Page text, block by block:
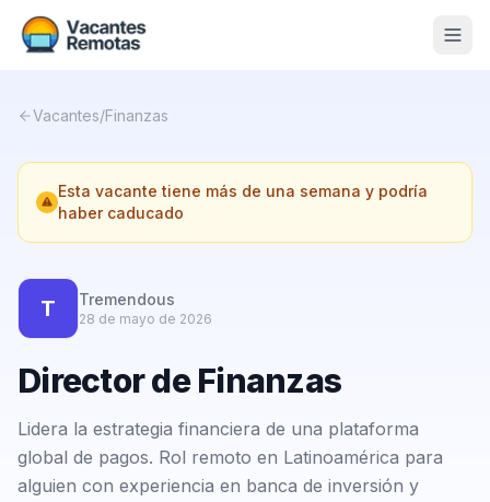
Nosotros
Contacto
Calculadora Freelance
Vacantes/Finanzas
Esta vacante tiene más de una semana y podría
haber caducado
T Tremendous
28 de mayo de 2026
Director de Finanzas
Lidera la estrategia financiera de una plataforma
global de pagos. Rol remoto en Latinoamérica para
alguien con experiencia en banca de inversión y